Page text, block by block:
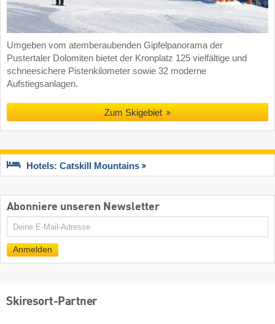
Umgeben vom atemberaubenden Gipfelpanorama der
Pustertaler Dolomiten bietet der Kronplatz 125 vielfältige und
schneesichere Pistenkilometer sowie 32 moderne
Aufstiegsanlagen.
Zum Skigebiet
Hotels: Catskill Mountains
Abonniere unseren Newsletter
E-
Anmelden
Skiresort-Partner